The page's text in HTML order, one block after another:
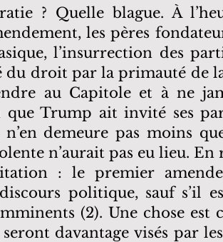
? Quelle blague. À
les pères
l’insurrection des
droit par la primauté de
au Capitole et à ne
que Trump ait invité ses
demeure pas moins
n’aurait pas eu lieu. En
: le premier
politique, sauf s’il
(2). Une chose est
davantage visés par